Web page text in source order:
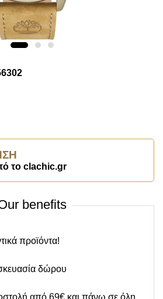
το clachic.gr
benefits
προϊόντα!
δώρου
από 69€ και πάνω σε όλη